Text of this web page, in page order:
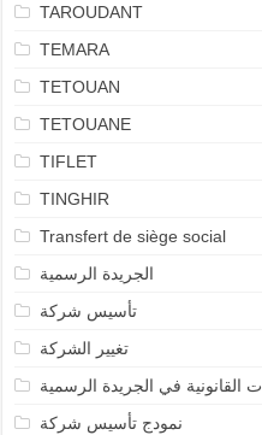
TAROUDANT
TEMARA
TETOUAN
TETOUANE
TIFLET
TINGHIR
Transfert de siège social
الجريدة الرسمية
تأسيس شركة
تغيير الشركة
القانونية في الجريدة الرسمية
نمودج تأسيس شركة